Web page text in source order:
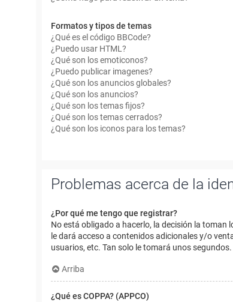
Formatos y tipos de temas
¿Qué es el código BBCode?
¿Puedo usar HTML?
¿Qué son los emoticonos?
¿Puedo publicar imagenes?
¿Qué son los anuncios globales?
¿Qué son los anuncios?
¿Qué son los temas fijos?
¿Qué son los temas cerrados?
¿Qué son los iconos para los temas?
Problemas acerca de la
¿Por qué me tengo que registrar?
No está obligado a hacerlo, la decisión la
le dará acceso a contenidos adicionales y/o
usuarios, etc. Tan solo le tomará unos
Arriba
¿Qué es COPPA? (APPCO)